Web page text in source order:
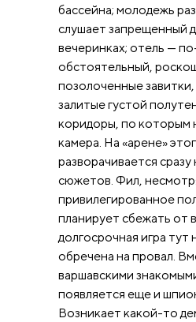
бассейна; молодежь
слушает запрещенный
вечеринках; отель —
обстоятельный,
позолоченные завитки,
залитые густой
коридоры, по которым
камера. На «арене»
разворачивается сразу
сюжетов. Фил,
привилегированное
планирует сбежать от
долгосрочная игра тут
обречена на провал.
варшавскими
появляется еще и
Возникает какой-то